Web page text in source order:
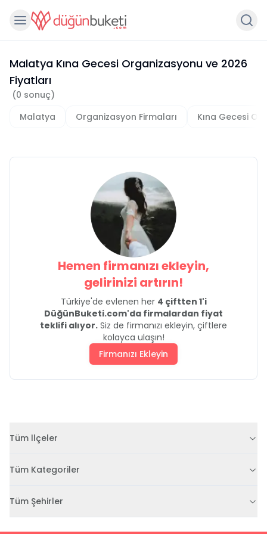
Malatya Kına Gecesi Organizasyonu ve 2026
Fiyatları
(0 sonuç)
Malatya
Organizasyon Firmaları Kına Gecesi
Hemen firmanızı ekleyin,
gelirinizi artırın!
Türkiye'de evlenen her 4 çiftten 1'i
DüğünBuketi.com'da firmalardan fiyat
teklifi alıyor. Siz de firmanızı ekleyin, çiftlere
kolayca ulaşın!
Firmanızı Ekleyin
Tüm İlçeler
Tüm Kategoriler
Tüm Şehirler